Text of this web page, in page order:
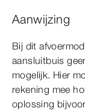
Aanwijzing
Bij dit afvoer
aansluitbuis
mogelijk. Hier
rekening mee
oplossing